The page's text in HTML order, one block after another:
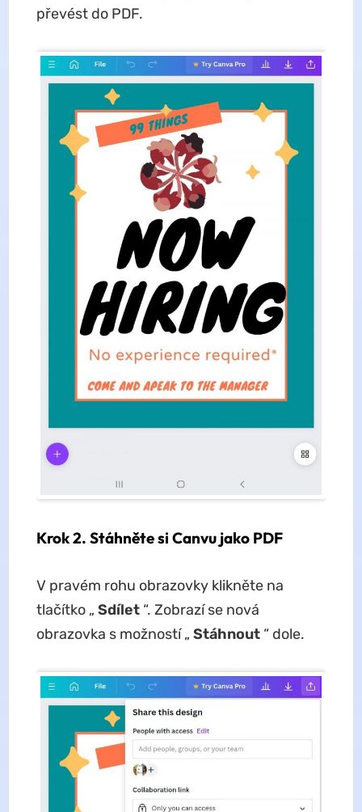
převést do PDF.
Krok 2. Stáhněte si Canvu jako PDF
V pravém rohu obrazovky klikněte na
tlačítko „ Sdílet“. Zobrazí se nová
obrazovka s možností „ Stáhnout“ dole.